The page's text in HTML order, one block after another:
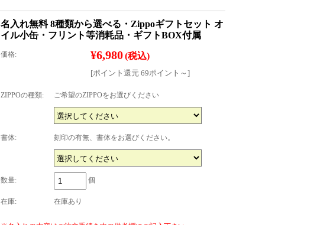
名入れ無料 8種類から選べる・Zippoギフトセット オ
イル小缶・フリント等消耗品・ギフトBOX付属
価格: ¥6,980(税込)
[ポイント還元 69ポイント～]
ZIPPOの種類: ご希望のZIPPOをお選びください
書体: 刻印の有無、書体をお選びください。
数量: 個
在庫: 在庫あり